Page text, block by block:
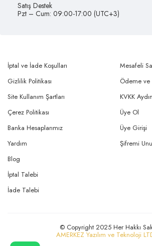
Satış Destek
Pzt – Cum: 09:00-17:00 (UTC+3)
İptal ve İade Koşulları
Gizlilik Politikası
Site Kullanım Şartları
Mesafeli
Ödeme ve
KVKK
Çerez Politikası
Banka Hesaplarımız
Yardım
Üye Ol
Üye Girişi
Şifremi
Blog
İptal Talebi
İade Talebi
© Copyright 2025 Her Hakkı
AMERKEZ Yazılım ve Teknoloji